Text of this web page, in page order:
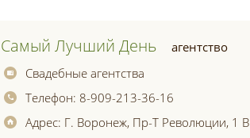
Самый Лучший День
агентство
Свадебные агентства
Телефон: 8-909-213-36-16
Адрес: Г. Воронеж, Пр-Т Революции, 1 В